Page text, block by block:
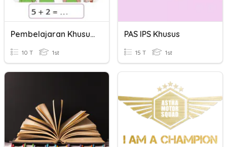
Pembelajaran Khusus 8
10 T 1st
PAS IPS Khusus
15 T 1st